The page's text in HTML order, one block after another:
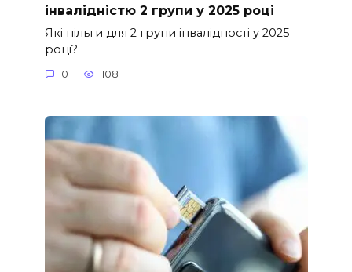
інвалідністю 2 групи у 2025 році
Які пільги для 2 групи інвалідності у 2025
році?
0 108